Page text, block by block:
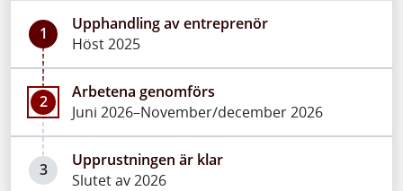
1
Upphandling av entreprenör
Höst 2025
2
Arbetena genomförs
Juni 2026–November/december 2026
3
Upprustningen är klar
Slutet av 2026